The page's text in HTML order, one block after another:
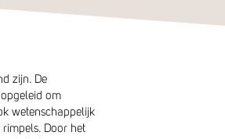
zijn. De
om
wetenschappelijk
Door het